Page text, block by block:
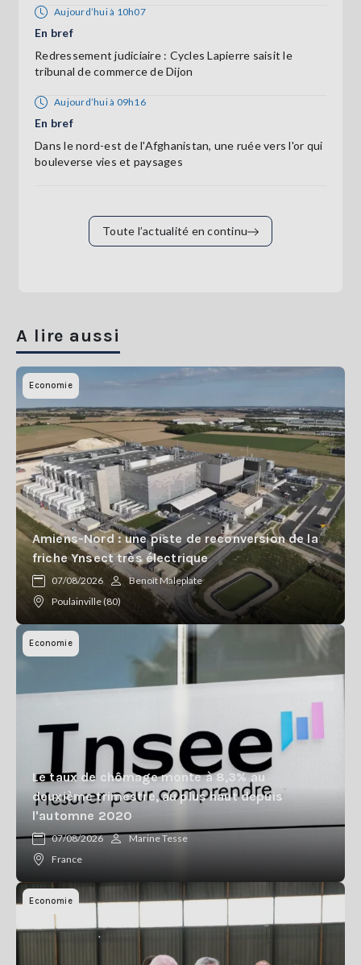
Aujourd’hui à 10h07
En bref
Redressement judiciaire : Cycles Lapierre saisit le
tribunal de commerce de Dijon
Aujourd’hui à 09h16
En bref
Dans le nord-est de l'Afghanistan, une ruée vers l'or qui
bouleverse vies et paysages
Toute l’actualité en continu
A lire aussi
Economie
Amiens-Nord : une piste de reconversion de la
friche Ynsect très électrique
07/08/2026
Benoît Maleplate
Poulainville (80)
Economie
Le taux de chômage monte à 8,3% au
deuxième trimestre, au plus haut depuis
l'automne 2020
07/08/2026
Marine Tesse
France
Economie